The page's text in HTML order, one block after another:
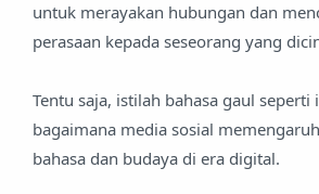
untuk merayakan hubungan dan
perasaan kepada seseorang yang
Tentu saja, istilah bahasa gaul seperti
bagaimana media sosial
bahasa dan budaya di era digital.